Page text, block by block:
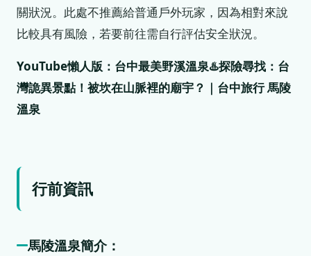
關狀況。此處不推薦給普通戶外玩家，因為相對來說
比較具有風險，若要前往需自行評估安全狀況。
YouTube懶人版：台中最美野溪溫泉♨️探險尋找：台
灣詭異景點！被坎在山脈裡的廟宇？｜台中旅行 馬陵
溫泉
行前資訊​
馬陵溫泉簡介：